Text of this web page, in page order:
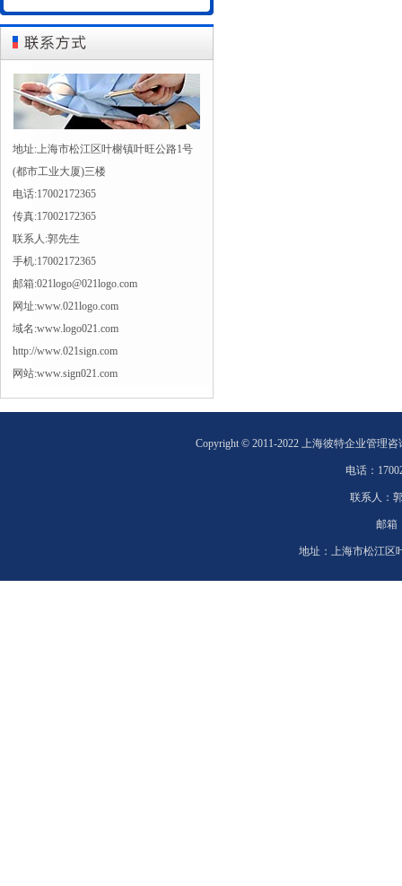
地址:上海市松江区叶榭镇叶旺公路1号
(都市工业大厦)三楼
电话:17002172365
传真:17002172365
联系人:郭先生
手机:17002172365
邮箱:021logo@021logo.com
网址:www.021logo.com
域名:www.logo021.com
http://www.021sign.com
网站:www.sign021.com
Copyright © 2011-2022 上海彼特企业管理
电话：
联系人：
邮箱
地址： 上海市松江区